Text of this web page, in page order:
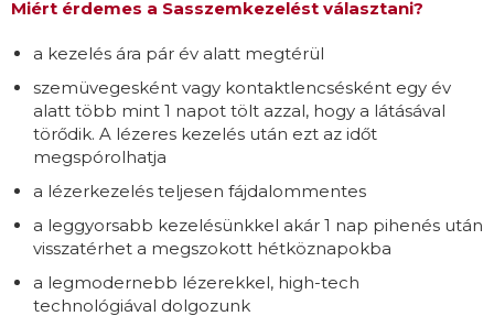
Miért érdemes a Sasszemkezelést választani?
a kezelés ára pár év alatt megtérül
szemüvegesként vagy kontaktlencsésként egy év
alatt több mint 1 napot tölt azzal, hogy a látásával
törődik. A lézeres kezelés után ezt az időt
megspórolhatja
a lézerkezelés teljesen fájdalommentes
a leggyorsabb kezelésünkkel akár 1 nap pihenés után
visszatérhet a megszokott hétköznapokba
a legmodernebb lézerekkel, high-tech
technológiával dolgozunk